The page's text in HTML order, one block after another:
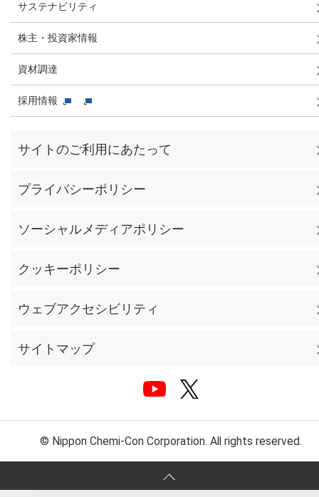
サステナビリティ
株主・投資家情報
資材調達
採用情報
サイトのご利用にあたって
プライバシーポリシー
ソーシャルメディアポリシー
クッキーポリシー
ウェブアクセシビリティ
サイトマップ
© Nippon Chemi-Con Corporation. All rights reserved.